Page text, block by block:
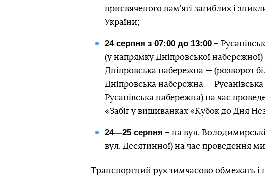
присвяченого пам’яті загиблих і
України;
24 серпня з 07:00 до 13:00–
(у напрямку Дніпровської
Дніпровська набережна — (розворот
Дніпровська набережна —
Русанівська набережна) на час
«Забіг у вишиванках «Кубок до Дня
24—25 серпня – на вул.
вул. Десятинної) на час проведення
Транспортний рух тимчасово обмежать і